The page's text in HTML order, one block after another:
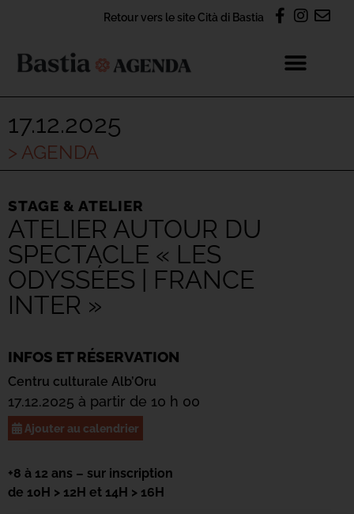
Retour vers le site Cità di Bastia
17.12.2025
> AGENDA
STAGE & ATELIER
ATELIER AUTOUR DU
SPECTACLE « LES
ODYSSÉES | FRANCE
INTER »
INFOS ET RÉSERVATION
Centru culturale Alb’Oru
17.12.2025 à partir de 10 h 00
Ajouter au calendrier
+8 à 12 ans – sur inscription
de 10H > 12H et 14H > 16H